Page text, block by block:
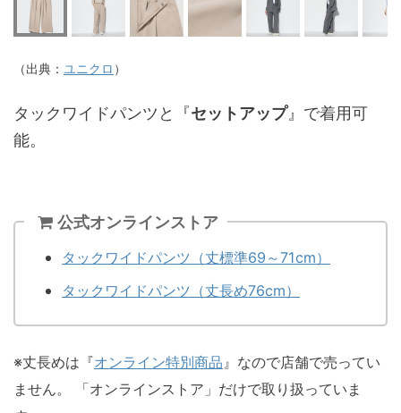
（出典： ユニクロ ）
タックワイドパンツと『セットアップ』で着用可
能。
公式オンラインストア
タックワイドパンツ（丈標準69～71cm）
タックワイドパンツ（丈長め76cm）
※丈長めは『オンライン特別商品』なので店舗で売ってい
ません。 「オンラインストア」だけで取り扱っていま